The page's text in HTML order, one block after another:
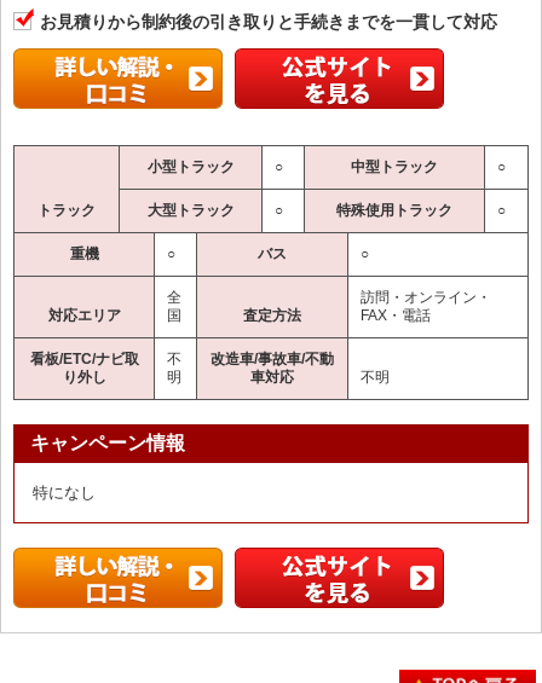
お見積りから制約後の引き取りと手続きまでを一貫して対応
トラック
小型トラック ○ 中型トラック ○
大型トラック ○ 特殊使用トラック ○
重機 ○ バス ○
対応エリア
全
国
査定方法
訪問・オンライン・
FAX・電話
看板/ETC/ナビ取
り外し
不
明
改造車/事故車/不動
車対応
不明
キャンペーン情報
特になし